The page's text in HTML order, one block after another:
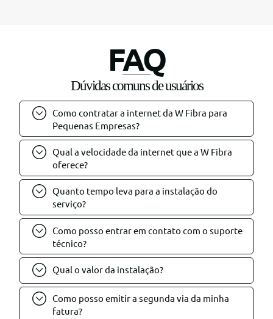
FAQ
Dúvidas comuns de usuários
Como contratar a internet da W Fibra para
Pequenas Empresas?
Qual a velocidade da internet que a W Fibra
oferece?
Quanto tempo leva para a instalação do
serviço?
Como posso entrar em contato com o suporte
técnico?
Qual o valor da instalação?
Como posso emitir a segunda via da minha
fatura?